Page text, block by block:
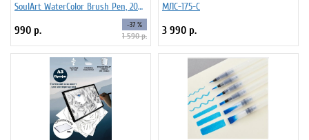
SoulArt WaterColor Brush Pen, 20
990 р. -37 %
1 590 р.
МЛС-175-С
3 990 р.